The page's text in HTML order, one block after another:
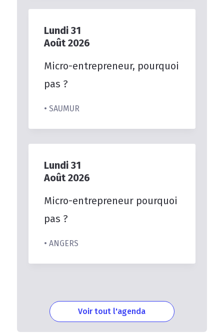
Lundi 31
Août 2026
Micro-entrepreneur, pourquoi
pas ?
• SAUMUR
Lundi 31
Août 2026
Micro-entrepreneur pourquoi
pas ?
• ANGERS
Voir tout l'agenda